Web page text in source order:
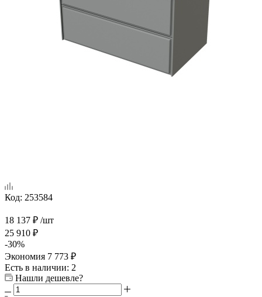
Код: 253584
18 137 ₽ /шт
25 910 ₽
-30%
Экономия 7 773 ₽
Есть в наличии: 2
Нашли дешевле?